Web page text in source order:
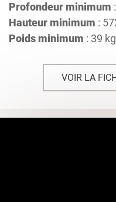
Profondeur minimum
Hauteur minimum :
Poids minimum : 39 kg
VOIR LA